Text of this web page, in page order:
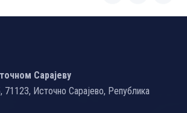
Сарајеву
Источно Сарајево, Република